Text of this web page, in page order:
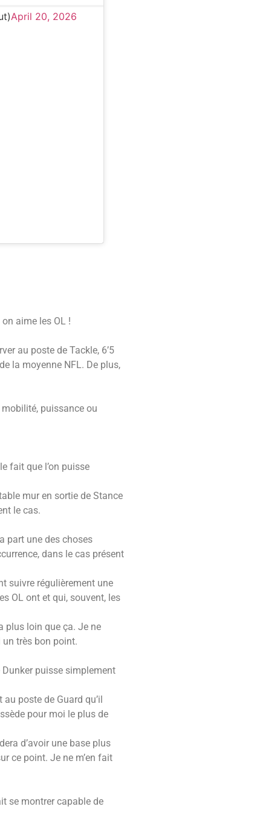
April 20, 2026
aime les OL !
au poste de Tackle, 6’5
la moyenne NFL. De plus,
puissance ou
fait que l’on puisse
mur en sortie de Stance
le cas.
part une des choses
dans le cas présent
suivre régulièrement une
OL ont et qui, souvent, les
plus loin que ça. Je ne
un très bon point.
puisse simplement
poste de Guard qu’il
pour moi le plus de
d’avoir une base plus
ce point. Je ne m’en fait
se montrer capable de